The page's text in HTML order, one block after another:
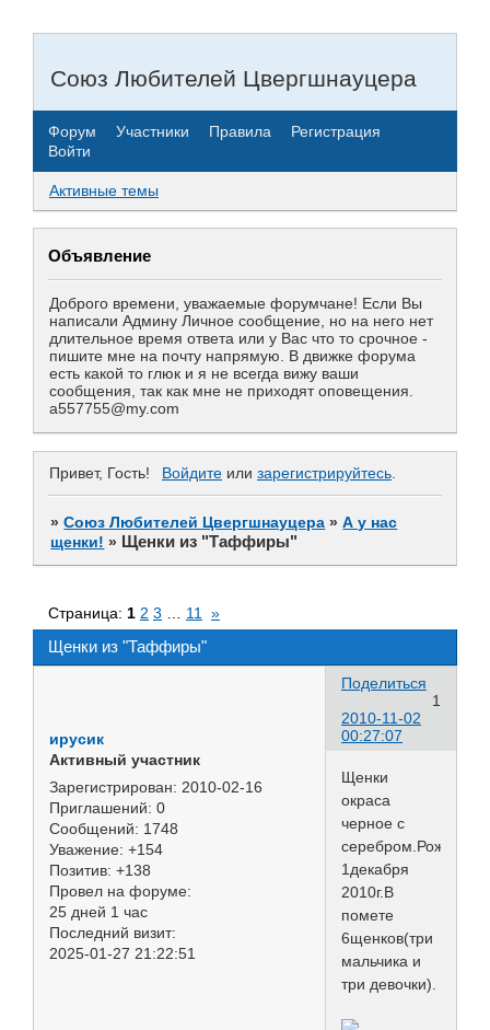
Союз Любителей Цвергшнауцера
Форум Участники Правила
Регистрация
Войти
Активные темы
Объявление
Доброго времени, уважаемые форумчане! Если Вы
написали Админу Личное сообщение, но на него нет
длительное время ответа или у Вас что то срочное -
пишите мне на почту напрямую. В движке форума
есть какой то глюк и я не всегда вижу ваши
сообщения, так как мне не приходят оповещения.
a557755@my.com
Привет, Гость! Войдите или зарегистрируйтесь.
»Союз Любителей Цвергшнауцера »А у нас
щенки! » Щенки из "Таффиры"
Щенки из "Таффиры"
Страница: 1 2 3 11 »
Поделиться
1
2010-11-02
00:27:07
ирусик
Активный участник
Зарегистрирован: 2010-02-16
Приглашений: 0
Сообщений: 1748
Уважение: +154
Позитив: +138
Провел на форуме:
25 дней 1 час
Последний визит:
2025-01-27 21:22:51
Щенки
окраса
черное с
серебром.Рождение
1декабря
2010г.В
помете
6щенков(три
мальчика и
три девочки).